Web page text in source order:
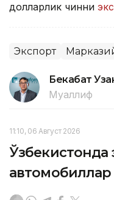
долларлик чинни
Экспорт
Бекабат
Муаллиф
11:10, 06 Август 2026
Ўзбекистонда
автомобиллар